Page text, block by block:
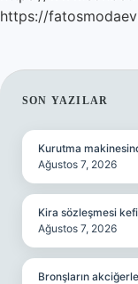
https://
SON YAZILAR
Kurutma
Ağustos 7, 2026
Kira sözleşmesi
Ağustos 7, 2026
Bronşların